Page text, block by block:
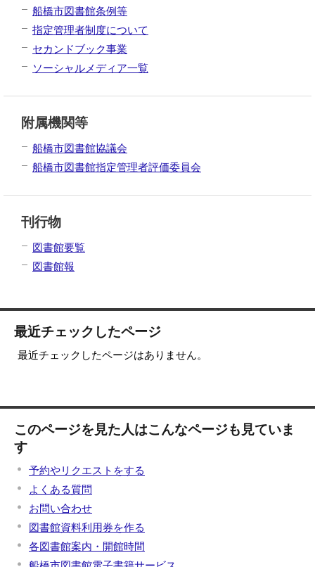
船橋市図書館条例等
指定管理者制度について
セカンドブック事業
ソーシャルメディア一覧
附属機関等
船橋市図書館協議会
船橋市図書館指定管理者評価委員会
刊行物
図書館要覧
図書館報
最近チェックしたページ
最近チェックしたページはありません。
このページを見た人はこんなページも見ていま
す
予約やリクエストをする
よくある質問
お問い合わせ
図書館資料利用券を作る
各図書館案内・開館時間